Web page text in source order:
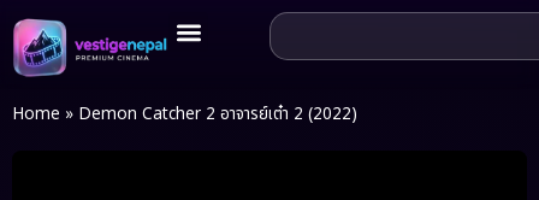
Home » Demon Catcher 2 อาจารย์เต๋า 2 (2022)